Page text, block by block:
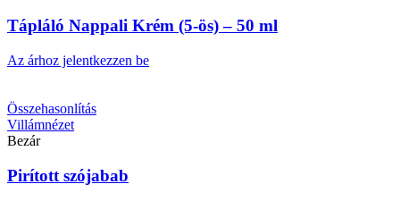
Tápláló Nappali Krém (5-ös) – 50 ml
Az árhoz jelentkezzen be
Összehasonlítás
Villámnézet
Bezár
Pirított szójabab